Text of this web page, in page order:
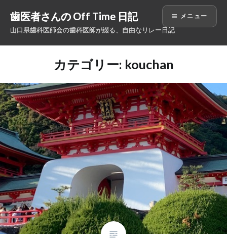
ン
ス
キ
ッ
プ
歯医者さんの Off Time 日記
山口県歯科医師会の歯科医師が綴る、自由なリレー日記
メニュー
カテゴリー: kouchan